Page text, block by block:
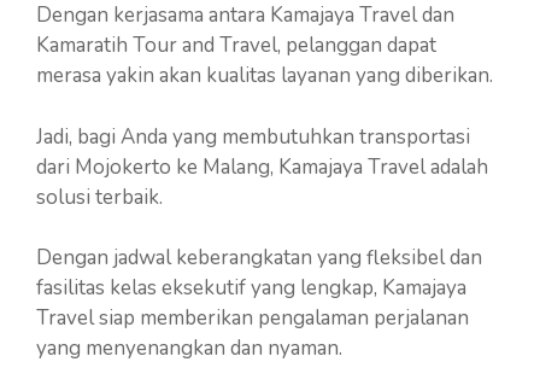
Dengan kerjasama antara Kamajaya Travel dan
Kamaratih Tour and Travel, pelanggan dapat
merasa yakin akan kualitas layanan yang diberikan.
Jadi, bagi Anda yang membutuhkan transportasi
dari Mojokerto ke Malang, Kamajaya Travel adalah
solusi terbaik.
Dengan jadwal keberangkatan yang fleksibel dan
fasilitas kelas eksekutif yang lengkap, Kamajaya
Travel siap memberikan pengalaman perjalanan
yang menyenangkan dan nyaman.